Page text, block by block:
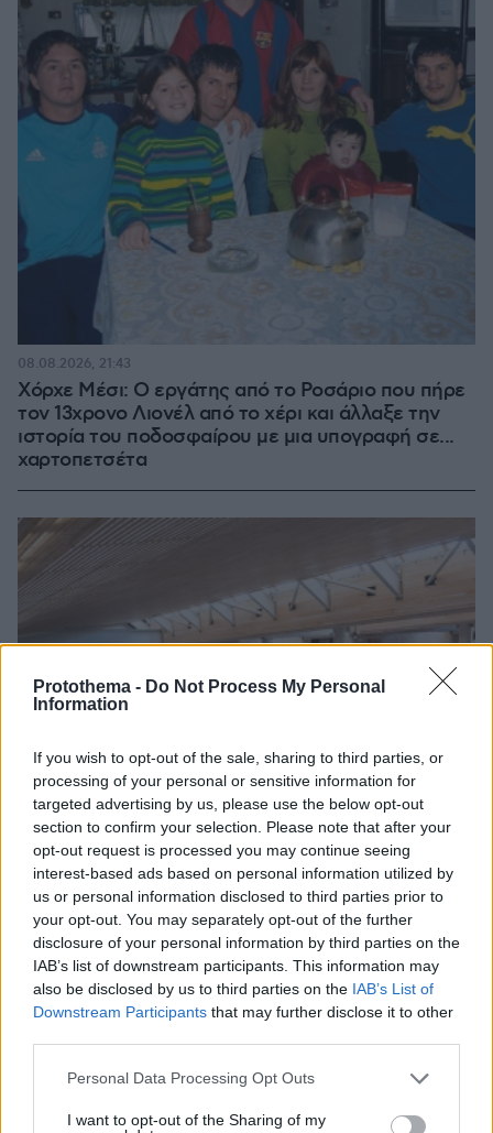
Protothema - Do Not Process My Personal
Information
If you wish to opt-out of the sale, sharing to third parties, or
processing of your personal or sensitive information for
targeted advertising by us, please use the below opt-out
section to confirm your selection. Please note that after your
opt-out request is processed you may continue seeing
interest-based ads based on personal information utilized by
us or personal information disclosed to third parties prior to
your opt-out. You may separately opt-out of the further
disclosure of your personal information by third parties on the
IAB’s list of downstream participants. This information may
also be disclosed by us to third parties on the IAB’s List of
Downstream Participants that may further disclose it to other
Please note that this website/app uses one or more Google
not limited to your visit or usage behaviour. You may click to
Personal Data Processing Opt Outs
I want to opt-out of the Sharing of my
Χόρχε Μέσι: Ο εργάτης από το Ροσάριο που πήρε
τον 13χρονο Λιονέλ από το χέρι και άλλαξε την
ιστορία του ποδοσφαίρου με μια υπογραφή σε...
χαρτοπετσέτα
08.08.2026, 21:43
Μυστήριο 3.500 ετών στη Σαντορίνη: Ο 15χρονος
που δεν πρόλαβε να ξεφύγει από το τσουνάμι
μπορεί ν' αλλάξει τη χρονολογία της μεγάλης
έκρηξης
08.08.2026, 18:08